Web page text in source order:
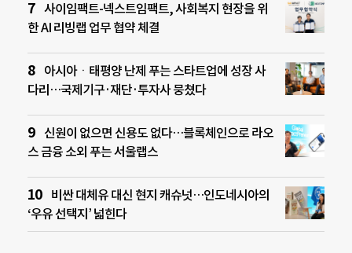
사이임팩트-넥스트임팩트, 사회복지 현장을 위
한 AI 리빙랩 업무 협약 체결
아시아ㆍ태평양 난제 푸는 스타트업에 성장 사
다리…국제기구·재단·투자사 뭉쳤다
신원이 없으면 신용도 없다…블록체인으로 라오
스 금융 소외 푸는 서울랩스
비싼 대체유 대신 현지 캐슈넛…인도네시아의
‘우유 선택지’ 넓힌다